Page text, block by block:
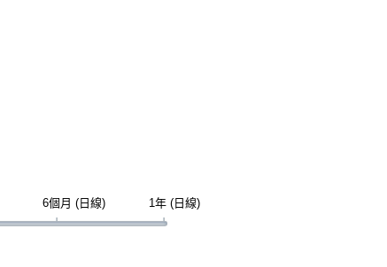
6個月 (日線) 1年 (日線)